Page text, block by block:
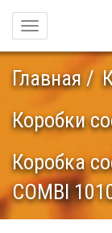
Навигация
Главная
Коробки
Коробка
COMBI